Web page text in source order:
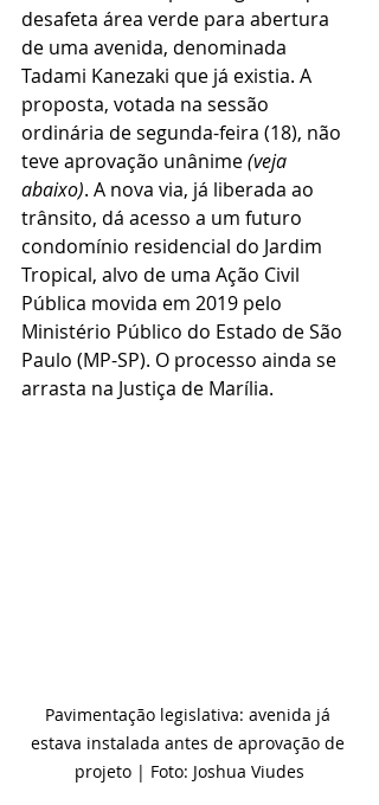
desafeta área verde para abertura
de uma avenida, denominada
Tadami Kanezaki que já existia. A
proposta, votada na sessão
ordinária de segunda-feira (18), não
teve aprovação unânime (veja
abaixo). A nova via, já liberada ao
trânsito, dá acesso a um futuro
condomínio residencial do Jardim
Tropical, alvo de uma Ação Civil
Pública movida em 2019 pelo
Ministério Público do Estado de São
Paulo (MP-SP). O processo ainda se
arrasta na Justiça de Marília.
Pavimentação legislativa: avenida já
estava instalada antes de aprovação de
projeto | Foto: Joshua Viudes